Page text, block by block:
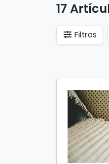
17
Filtros